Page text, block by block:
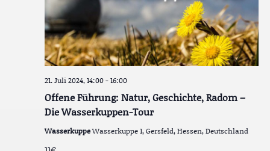
Offene Führung: Natur, Geschichte, Radom –
Die Wasserkuppen-Tour
21. Juli 2024, 14:00-16:00
WasserkuppeWasserkuppe 1, Gersfeld, Hessen, Deutschland